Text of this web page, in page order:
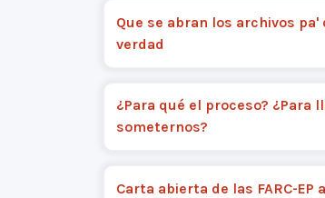
Que se abran los archivos pa'
verdad
¿Para qué el proceso? ¿Para
someternos?
Carta abierta de las FARC-EP